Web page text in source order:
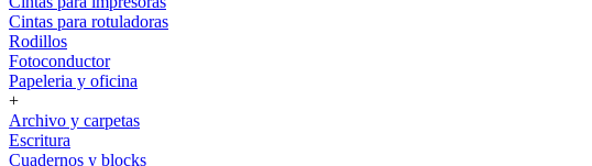
Cintas para rotuladoras
Rodillos
Fotoconductor
Papeleria y oficina
+
Archivo y carpetas
Escritura
Cuadernos y blocks